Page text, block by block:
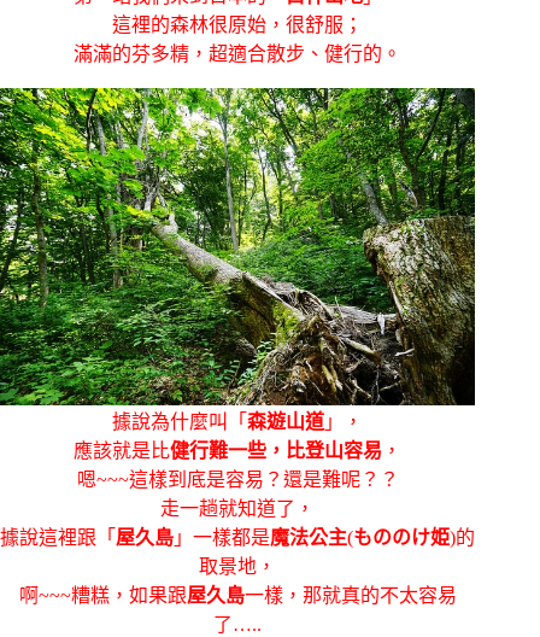
這裡的森林很原始，很舒服；
滿滿的芬多精，超適合散步、健行的。
據說為什麼叫「森遊山道 」，
應該就是比健行難一些，比登山容易 ，
嗯~~~這樣到底是容易？還是難呢？？
走一趟就知道了，
據說這裡跟「 屋久島 」一樣都是魔法公主(もののけ姫)的
取景地，
啊~~~糟糕，如果跟屋久島一樣，那就真的不太容易
了…..